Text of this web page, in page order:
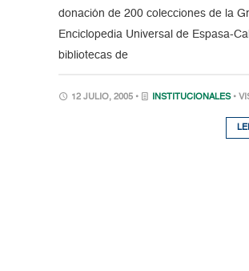
donación de 200 colecciones de la
Enciclopedia Universal de Espasa-
bibliotecas de
12 JULIO, 2005 • INSTITUCIONALES •